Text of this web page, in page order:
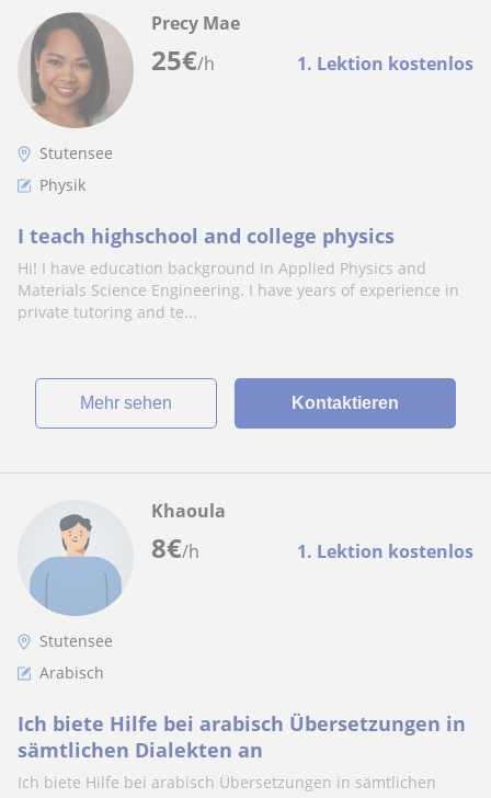
25€/h 1. Lektion kostenlos
Precy Mae
Stutensee
Physik
I teach highschool and college physics
Hi! I have education background in Applied Physics and
Materials Science Engineering. I have years of experience in
private tutoring and te...
Mehr sehen Kontaktieren
8€/h 1. Lektion kostenlos
Khaoula
Stutensee
Arabisch
Ich biete Hilfe bei arabisch Übersetzungen in
sämtlichen Dialekten an
Ich biete Hilfe bei arabisch Übersetzungen in sämtlichen